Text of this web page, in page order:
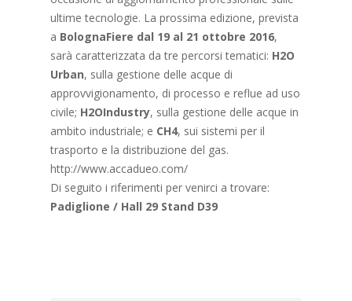
ultime tecnologie. La prossima edizione, prevista
a BolognaFiere dal 19 al 21 ottobre 2016,
sarà caratterizzata da tre percorsi tematici: H2O
Urban, sulla gestione delle acque di
approvvigionamento, di processo e reflue ad uso
civile; H2OIndustry, sulla gestione delle acque in
ambito industriale; e CH4, sui sistemi per il
trasporto e la distribuzione del gas.
http://www.accadueo.com/
Di seguito i riferimenti per venirci a trovare:
Padiglione / Hall 29 Stand D39